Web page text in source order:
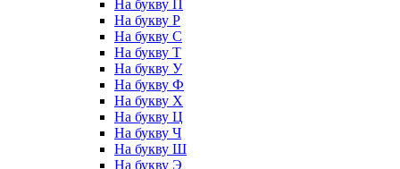
На букву П
На букву Р
На букву С
На букву Т
На букву У
На букву Ф
На букву Х
На букву Ц
На букву Ч
На букву Ш
На букву Э